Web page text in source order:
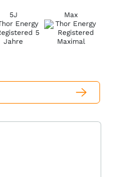
5J Max